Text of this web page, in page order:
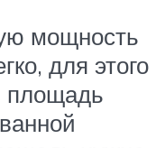
мощность
для этого
площадь